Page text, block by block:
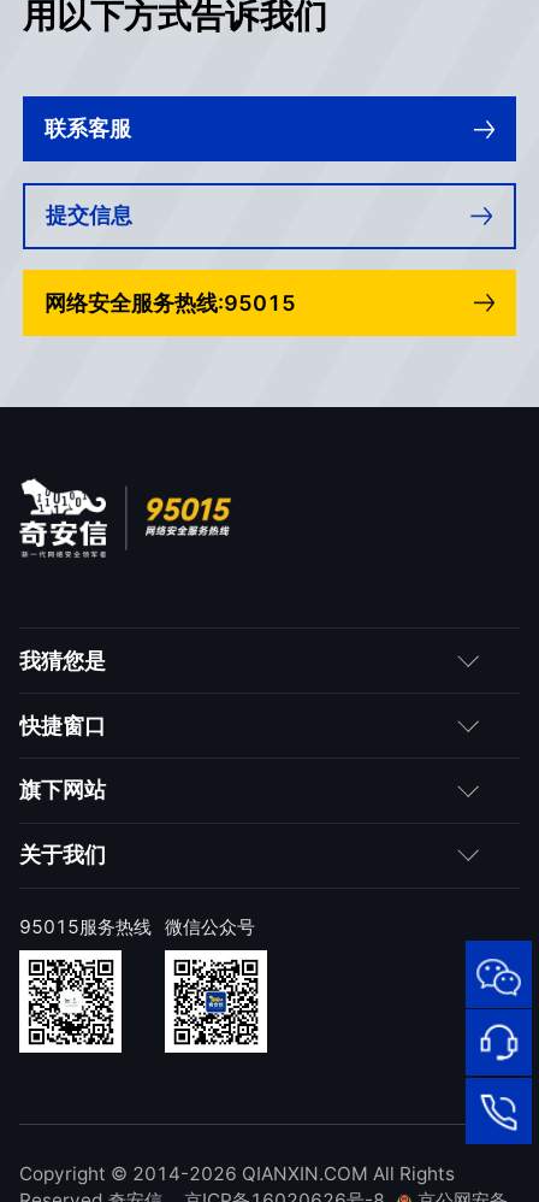
95015
网络安
全服务
热线
在线客
用以下方式告诉我们
联系客服
提交信息
网络安全服务热线:95015
我猜您是
客户
合作伙伴
求职者
快捷窗口
如何购买
产品注册与激活
样本上报
奇安信天守安全软件
顽固病毒专杀工具
旗下网站
网神
技术研究院
威胁情报中心
补天漏洞响应平台
关于我们
公司简介
公司新闻
发展历程
进出口合规声明
95015服务热线 微信公众号
Copyright © 2014-2026 QIANXIN.COM All Rights